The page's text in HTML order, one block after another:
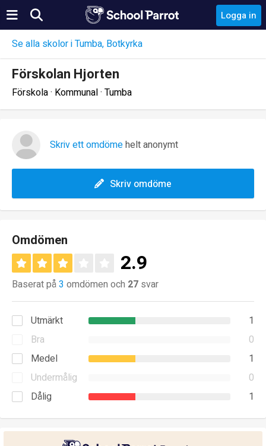
Logga in
Se alla skolor i Tumba, Botkyrka
Förskolan Hjorten
Förskola · Kommunal · Tumba
Skriv ett omdömehelt anonymt
Skriv omdöme
Omdömen
2.9
Baserat på3 omdömen och 27 svar
Utmärkt
1
Bra
0
Medel
1
Undermålig
0
Dålig
1